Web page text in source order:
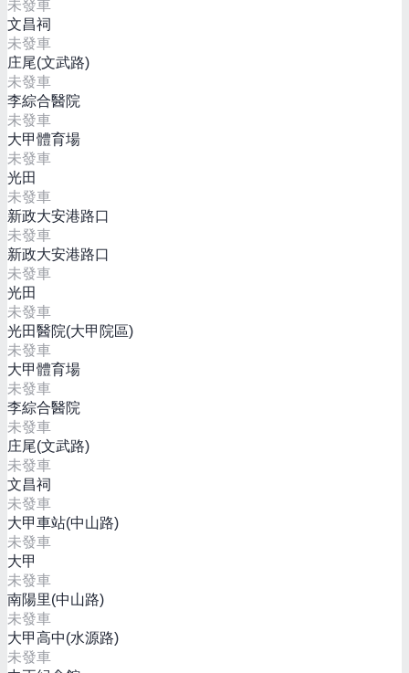
未發車
文昌祠
未發車
庄尾(文武路)
未發車
李綜合醫院
未發車
大甲體育場
未發車
光田
未發車
新政大安港路口
未發車
新政大安港路口
未發車
光田
未發車
光田醫院(大甲院區)
未發車
大甲體育場
未發車
李綜合醫院
未發車
庄尾(文武路)
未發車
文昌祠
未發車
大甲車站(中山路)
未發車
大甲
未發車
南陽里(中山路)
未發車
大甲高中(水源路)
未發車